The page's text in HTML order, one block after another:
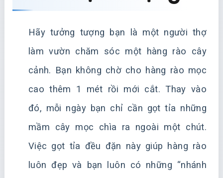
Hãy tưởng tượng bạn là một người thợ
làm vườn chăm sóc một hàng rào cây
cảnh. Bạn không chờ cho hàng rào mọc
cao thêm 1 mét rồi mới cắt. Thay vào
đó, mỗi ngày bạn chỉ cần gọt tỉa những
mầm cây mọc chìa ra ngoài một chút.
Việc gọt tỉa đều đặn này giúp hàng rào
luôn đẹp và bạn luôn có những “nhánh